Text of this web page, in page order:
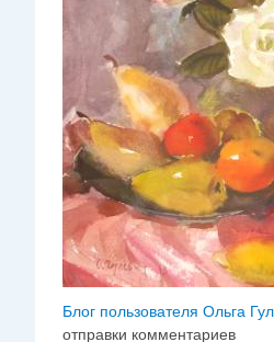
Блог пользователя Ольга
отправки комментариев